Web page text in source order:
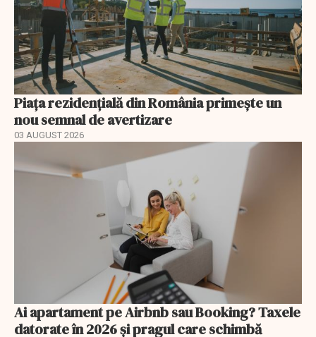
Piața rezidențială din România primește un
nou semnal de avertizare
03 AUGUST 2026
Ai apartament pe Airbnb sau Booking? Taxele
datorate în 2026 și pragul care schimbă